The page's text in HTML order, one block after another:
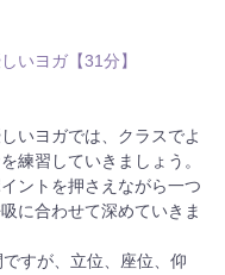
いヨガ【31分】
いヨガでは、クラスでよ
練習していきましょう。
ントを押さえながら一つ
に合わせて深めていきま
すが、立位、座位、仰